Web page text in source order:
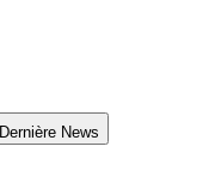
Dernière News